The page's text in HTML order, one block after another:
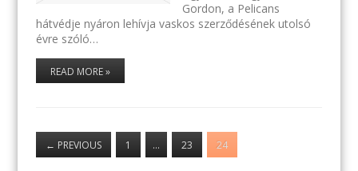
Gordon, a Pelicans
hátvédje nyáron lehívja vaskos szerződésének utolsó
évre szóló…
READ MORE »
← PREVIOUS 1 … 23 24